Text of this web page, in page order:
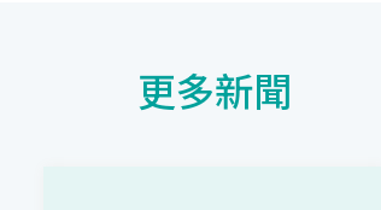
更多新聞